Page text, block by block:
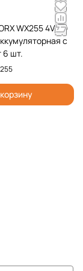
WX255 4V SD
с
6 шт.